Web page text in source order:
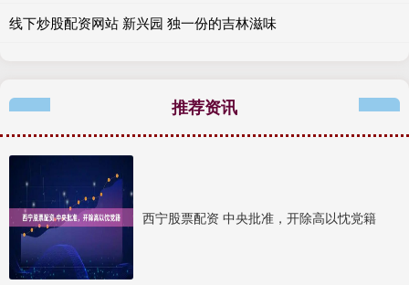
线下炒股配资网站 新兴园 独一份的吉林滋味
推荐资讯
西宁股票配资 中央批准，开除高以忱党籍